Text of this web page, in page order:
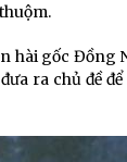
hài gốc Đồng
ra chủ đề